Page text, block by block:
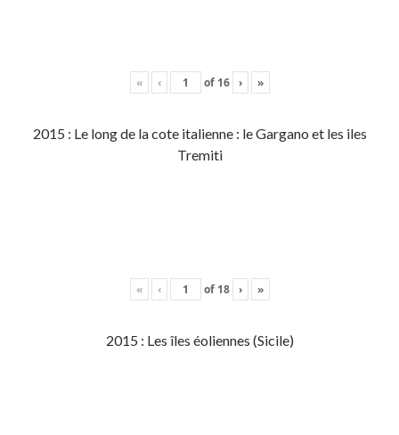
« ‹ of 16 › »
2015 : Le long de la cote italienne : le Gargano et les iles
Tremiti
« ‹ of 18 › »
2015 : Les îles éoliennes (Sicile)